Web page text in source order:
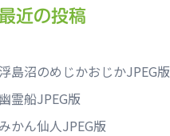
近の投稿
浮島沼のめじかおじかJPEG版
幽霊船JPEG版
みかん仙人JPEG版